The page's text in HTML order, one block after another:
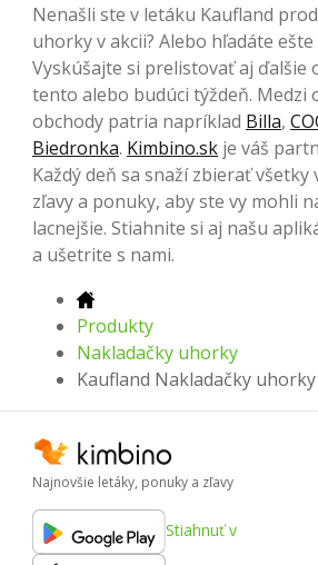
Nenašli ste v letáku Kaufland
uhorky v akcii? Alebo hľadáte ešte
Vyskúšajte si prelistovať aj ďalšie
tento alebo budúci týždeň. Medzi
obchody patria napríklad Billa,
Biedronka. Kimbino.sk je váš
Každý deň sa snaží zbierať všetky
zľavy a ponuky, aby ste vy mohli
lacnejšie. Stiahnite si aj našu
a ušetrite s nami.
Produkty
Nakladačky uhorky
Kaufland Nakladačky uhorky
Najnovšie letáky, ponuky a zľavy
Stiahnuť v